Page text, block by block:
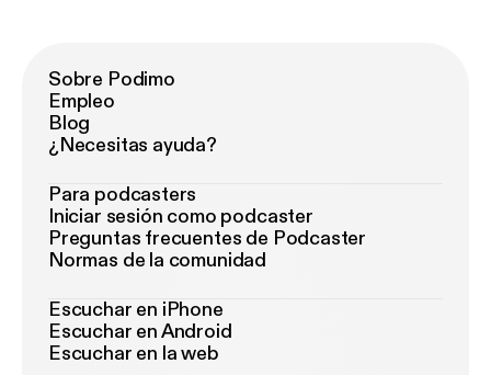
Sobre Podimo
Empleo
Blog
¿Necesitas ayuda?
Para podcasters
Iniciar sesión como podcaster
Preguntas frecuentes de Podcaster
Normas de la comunidad
Escuchar en iPhone
Escuchar en Android
Escuchar en la web